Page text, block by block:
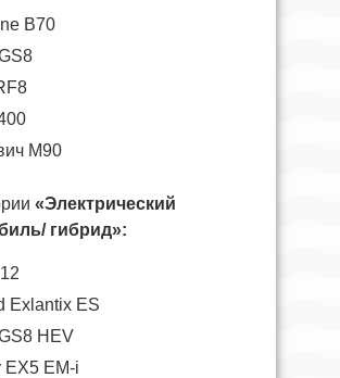
B70
М90
«Электрический
гибрид»:
Exlantix ES
HEV
EX5 EM-i